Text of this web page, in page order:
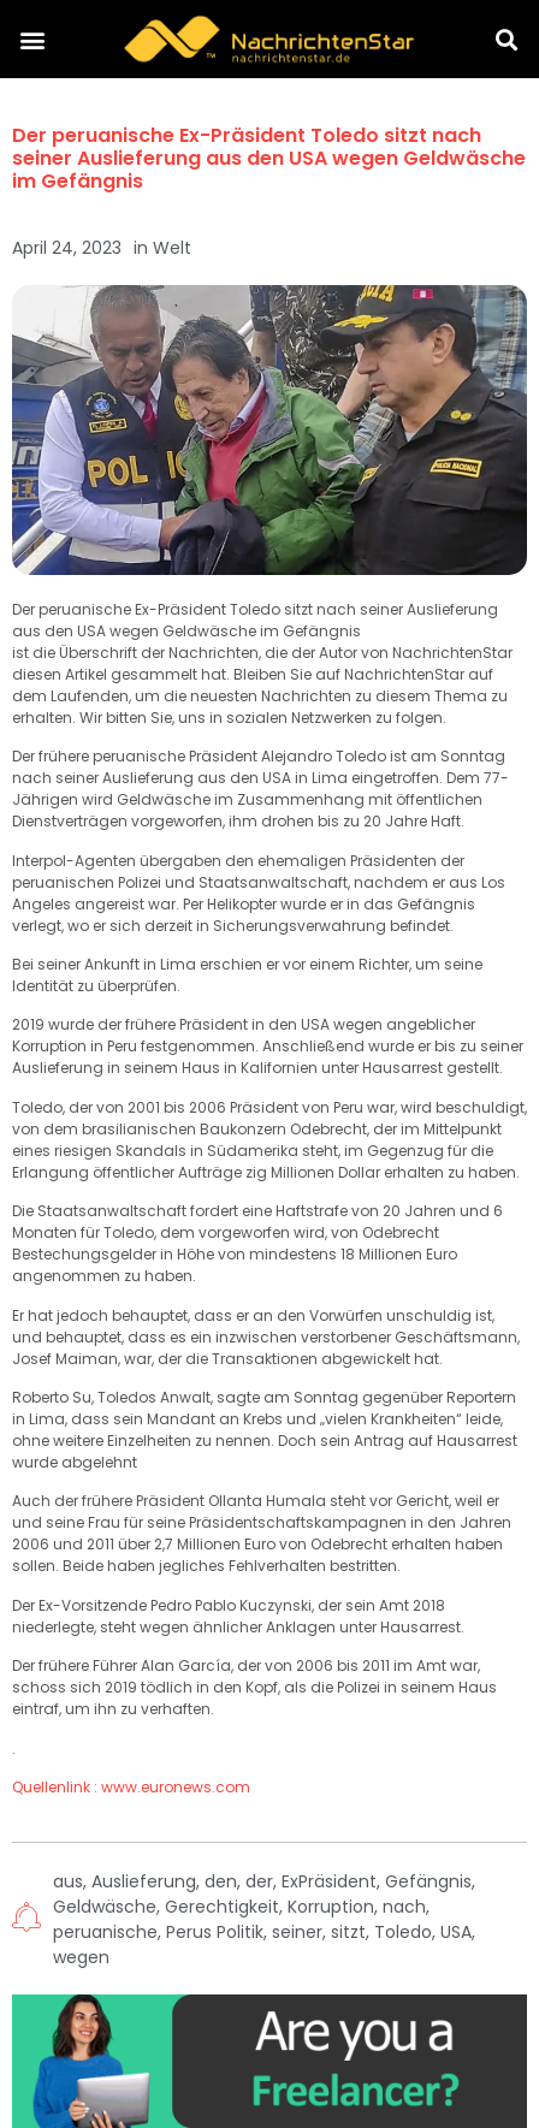
Der peruanische Ex-Präsident Toledo sitzt nach
seiner Auslieferung aus den USA wegen Geldwäsche
im Gefängnis
April 24, 2023 in Welt
Der peruanische Ex-Präsident Toledo sitzt nach seiner Auslieferung
aus den USA wegen Geldwäsche im Gefängnis
ist die Überschrift der Nachrichten, die der Autor von NachrichtenStar
diesen Artikel gesammelt hat. Bleiben Sie auf NachrichtenStar auf
dem Laufenden, um die neuesten Nachrichten zu diesem Thema zu
erhalten. Wir bitten Sie, uns in sozialen Netzwerken zu folgen.
Der frühere peruanische Präsident Alejandro Toledo ist am Sonntag
nach seiner Auslieferung aus den USA in Lima eingetroffen. Dem 77-
Jährigen wird Geldwäsche im Zusammenhang mit öffentlichen
Dienstverträgen vorgeworfen, ihm drohen bis zu 20 Jahre Haft.
Interpol-Agenten übergaben den ehemaligen Präsidenten der
peruanischen Polizei und Staatsanwaltschaft, nachdem er aus Los
Angeles angereist war. Per Helikopter wurde er in das Gefängnis
verlegt, wo er sich derzeit in Sicherungsverwahrung befindet.
Bei seiner Ankunft in Lima erschien er vor einem Richter, um seine
Identität zu überprüfen.
2019 wurde der frühere Präsident in den USA wegen angeblicher
Korruption in Peru festgenommen. Anschließend wurde er bis zu seiner
Auslieferung in seinem Haus in Kalifornien unter Hausarrest gestellt.
Toledo, der von 2001 bis 2006 Präsident von Peru war, wird beschuldigt,
von dem brasilianischen Baukonzern Odebrecht, der im Mittelpunkt
eines riesigen Skandals in Südamerika steht, im Gegenzug für die
Erlangung öffentlicher Aufträge zig Millionen Dollar erhalten zu haben.
Die Staatsanwaltschaft fordert eine Haftstrafe von 20 Jahren und 6
Monaten für Toledo, dem vorgeworfen wird, von Odebrecht
Bestechungsgelder in Höhe von mindestens 18 Millionen Euro
angenommen zu haben.
Er hat jedoch behauptet, dass er an den Vorwürfen unschuldig ist,
und behauptet, dass es ein inzwischen verstorbener Geschäftsmann,
Josef Maiman, war, der die Transaktionen abgewickelt hat.
Roberto Su, Toledos Anwalt, sagte am Sonntag gegenüber Reportern
in Lima, dass sein Mandant an Krebs und „vielen Krankheiten“ leide,
ohne weitere Einzelheiten zu nennen. Doch sein Antrag auf Hausarrest
wurde abgelehnt
Auch der frühere Präsident Ollanta Humala steht vor Gericht, weil er
und seine Frau für seine Präsidentschaftskampagnen in den Jahren
2006 und 2011 über 2,7 Millionen Euro von Odebrecht erhalten haben
sollen. Beide haben jegliches Fehlverhalten bestritten.
Der Ex-Vorsitzende Pedro Pablo Kuczynski, der sein Amt 2018
niederlegte, steht wegen ähnlicher Anklagen unter Hausarrest.
Der frühere Führer Alan García, der von 2006 bis 2011 im Amt war,
schoss sich 2019 tödlich in den Kopf, als die Polizei in seinem Haus
eintraf, um ihn zu verhaften.
.
Quellenlink : www.euronews.com
aus, Auslieferung, den, der, ExPräsident, Gefängnis,
Geldwäsche, Gerechtigkeit, Korruption, nach,
peruanische, Perus Politik, seiner, sitzt, Toledo, USA,
wegen